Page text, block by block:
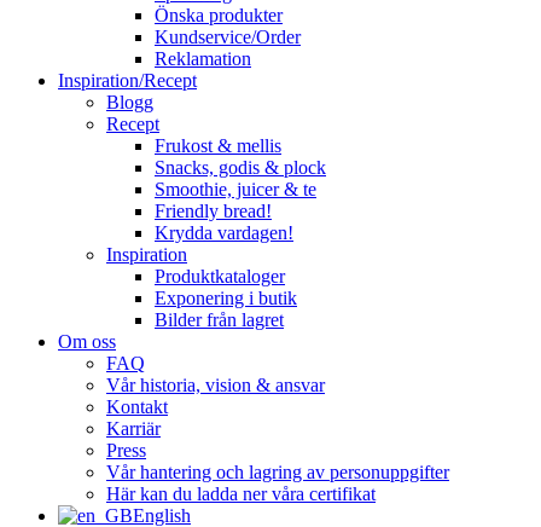
Önska produkter
Kundservice/Order
Reklamation
Inspiration/Recept
Blogg
Recept
Frukost & mellis
Snacks, godis & plock
Smoothie, juicer & te
Friendly bread!
Krydda vardagen!
Inspiration
Produktkataloger
Exponering i butik
Bilder från lagret
Om oss
FAQ
Vår historia, vision & ansvar
Kontakt
Karriär
Press
Vår hantering och lagring av personuppgifter
Här kan du ladda ner våra certifikat
English